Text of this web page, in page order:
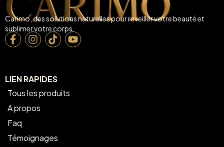
Carimo, des solutions naturelles pour reveiller votre beauté et
sublimer votre corps.
LIEN RAPIDES
Tous les produits
A propos
Faq
Témoignages